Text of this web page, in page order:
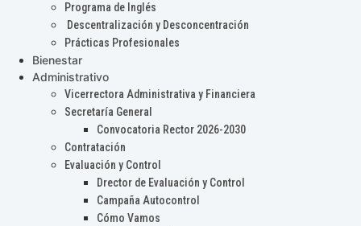
Programa de Inglés
Descentralización y Desconcentración
Prácticas Profesionales
Bienestar
Administrativo
Vicerrectora Administrativa y Financiera
Secretaría General
Convocatoria Rector 2026-2030
Contratación
Evaluación y Control
Drector de Evaluación y Control
Campaña Autocontrol
Cómo Vamos